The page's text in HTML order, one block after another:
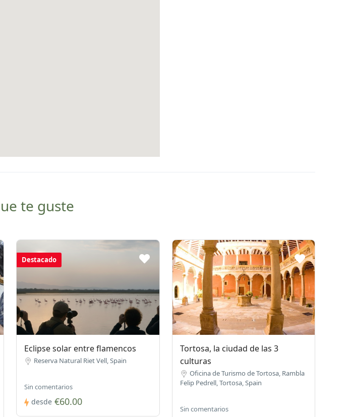
te guste
Destacado
Eclipse solar entre flamencos
Reserva Natural Riet Vell, Spain
Sin comentarios
desde €60.00
Tortosa, la ciudad de las 3
culturas
Oficina de Turismo de Tortosa, Rambla
Felip Pedrell, Tortosa, Spain
Sin comentarios